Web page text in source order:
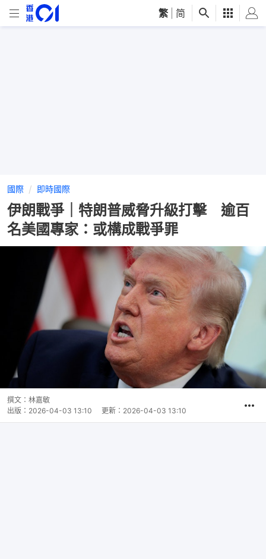
繁 简
國際 即時國際
伊朗戰爭｜特朗普威脅升級打擊 逾百
名美國專家：或構成戰爭罪
撰文： 林嘉敏
出版： 2026-04-03 13:10 更新： 2026-04-03 13:10